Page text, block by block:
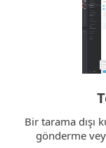
Bir tarama dışı
gönderme